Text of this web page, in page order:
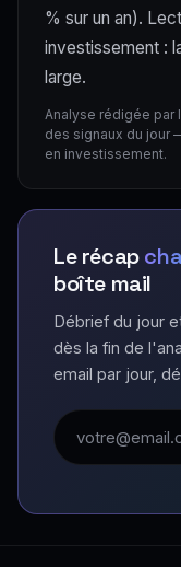
% sur un an).
investissement :
large.
Analyse rédigée par
des signaux du jour
en investissement.
Le récap
boîte mail
Débrief du jour
dès la fin de
email par jour,
Adresse email